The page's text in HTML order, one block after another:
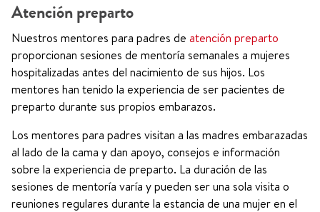
Atención preparto
Nuestros mentores para padres de atención preparto
proporcionan sesiones de mentoría semanales a mujeres
hospitalizadas antes del nacimiento de sus hijos. Los
mentores han tenido la experiencia de ser pacientes de
preparto durante sus propios embarazos.
Los mentores para padres visitan a las madres embarazadas
al lado de la cama y dan apoyo, consejos e información
sobre la experiencia de preparto. La duración de las
sesiones de mentoría varía y pueden ser una sola visita o
reuniones regulares durante la estancia de una mujer en el